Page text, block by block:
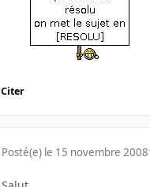
Citer
Posté(e) le 15 novembre 2008